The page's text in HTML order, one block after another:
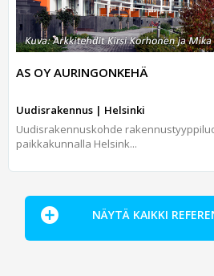
AS OY AURINGONKEHÄ
Uudisrakennus | Helsinki
Uudisrakennuskohde
paikkakunnalla Helsink...
NÄYTÄ KAIKKI